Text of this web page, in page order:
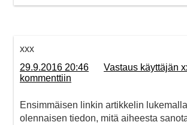
xxx
29.9.2016 20:46
Vastaus käyttäjän
kommenttiin
Ensimmäisen linkin artikkelin
olennaisen tiedon, mitä aiheesta